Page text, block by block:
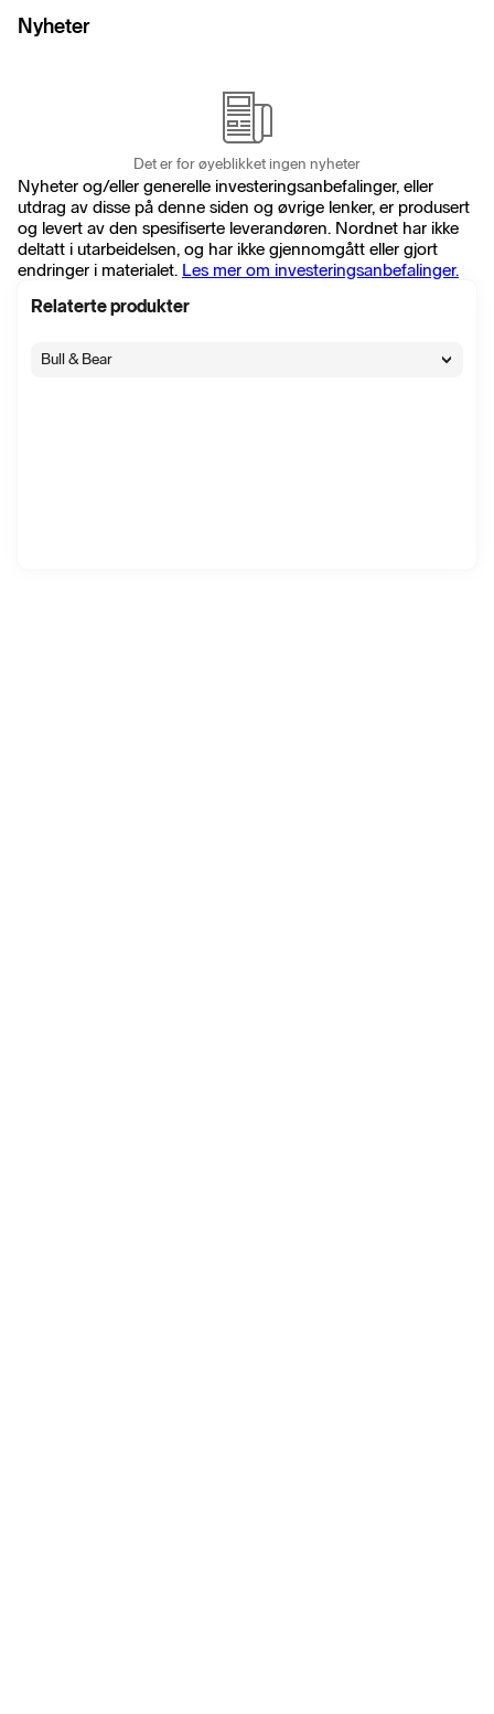
Nyheter
Det er for øyeblikket ingen nyheter
Nyheter og/eller generelle investeringsanbefalinger, eller
utdrag av disse på denne siden og øvrige lenker, er produsert
og levert av den spesifiserte leverandøren. Nordnet har ikke
deltatt i utarbeidelsen, og har ikke gjennomgått eller gjort
endringer i materialet. Les mer om investeringsanbefalinger.
Relaterte produkter
Bull & Bear